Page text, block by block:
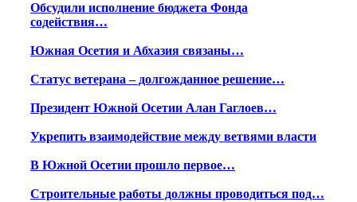
Обсудили исполнение бюджета Фонда
содействия…
Южная Осетия и Абхазия связаны…
Статус ветерана – долгожданное решение…
Президент Южной Осетии Алан Гаглоев…
Укрепить взаимодействие между ветвями власти
В Южной Осетии прошло первое…
Строительные работы должны проводиться под…